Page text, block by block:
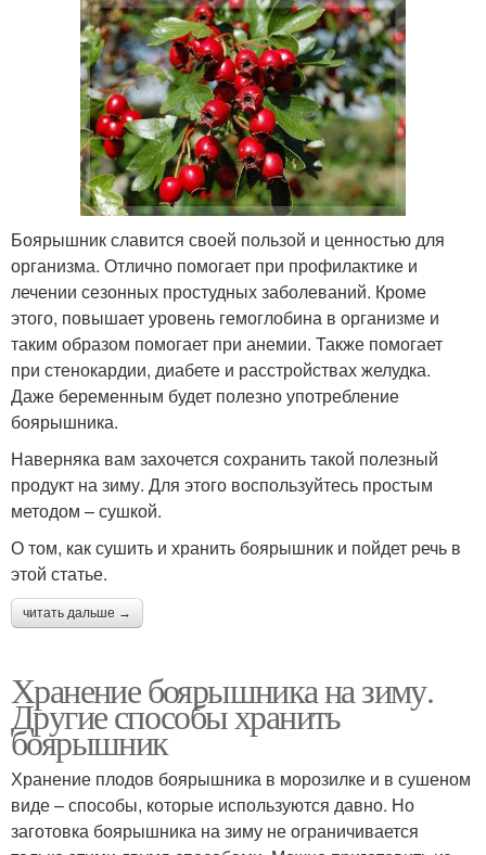
Боярышник славится своей пользой и ценностью для
организма. Отлично помогает при профилактике и
лечении сезонных простудных заболеваний. Кроме
этого, повышает уровень гемоглобина в организме и
таким образом помогает при анемии. Также помогает
при стенокардии, диабете и расстройствах желудка.
Даже беременным будет полезно употребление
боярышника.
Наверняка вам захочется сохранить такой полезный
продукт на зиму. Для этого воспользуйтесь простым
методом – сушкой.
О том, как сушить и хранить боярышник и пойдет речь в
этой статье.
читать дальше →
Хранение боярышника на зиму.
Другие способы хранить
боярышник
Хранение плодов боярышника в морозилке и в сушеном
виде – способы, которые используются давно. Но
заготовка боярышника на зиму не ограничивается